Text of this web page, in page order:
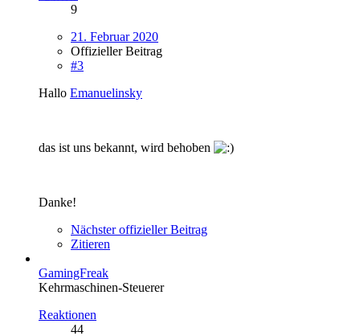
9
21. Februar 2020
Offizieller Beitrag
#3
Hallo Emanuelinsky
das ist uns bekannt, wird behoben
Danke!
Nächster offizieller Beitrag
Zitieren
GamingFreak
Kehrmaschinen-Steuerer
Reaktionen
44